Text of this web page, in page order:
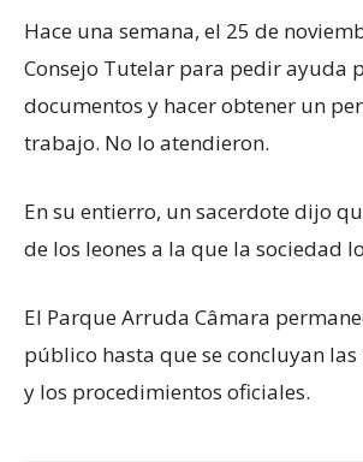
Hace una semana, el 25 de
Consejo Tutelar para pedir ayuda
documentos y hacer obtener un
trabajo. No lo atendieron.
En su entierro, un sacerdote dijo
de los leones a la que la sociedad
El Parque Arruda Câmara
público hasta que se concluyan las
y los procedimientos oficiales.